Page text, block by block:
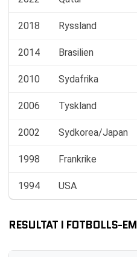
2018 Ryssland
2014 Brasilien
2010 Sydafrika
2006 Tyskland
2002 Sydkorea/Japan
1998 Frankrike
1994 USA
RESULTAT I FOTBOLLS-EM